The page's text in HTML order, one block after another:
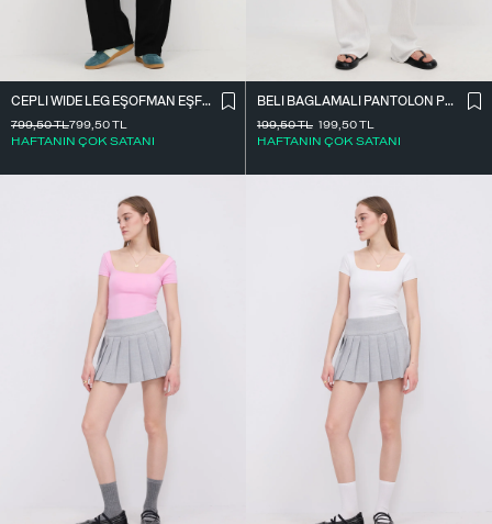
CEPLI WIDE LEG EŞOFMAN EŞF10487
799,50TL
HAFTANIN ÇOK SATANI
799,50TL
BELI BAĞLAMALI PANTOLON PN7043-PNF
199,50TL
HAFTANIN ÇOK SATANI
199,50TL